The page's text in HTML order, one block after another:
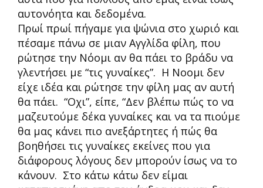
αυτονόητα και δεδομένα.
Πρωί πρωί πήγαμε για ψώνια στο χωριό και
πέσαμε πάνω σε μιαν Αγγλίδα φίλη, που
ρώτησε την Νόομι αν θα πάει το βράδυ να
γλεντήσει με “τις γυναίκες”. Η Νοομι δεν
είχε ιδέα και ρώτησε την φίλη μας αν αυτή
θα πάει. “Οχι”, είπε, “Δεν βλέπω πώς το να
μαζευτούμε δέκα γυναίκες και να τα πιούμε
θα μας κάνει πιο ανεξάρτητες ή πώς θα
βοηθήσει τις γυναίκες εκείνες που για
διάφορους λόγους δεν μπορούν ίσως να το
κάνουν. Στο κάτω κάτω δεν είμαι